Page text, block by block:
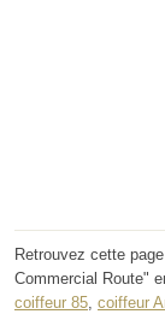
Retrouvez cette
Commercial Route"
coiffeur 85, coiffeur